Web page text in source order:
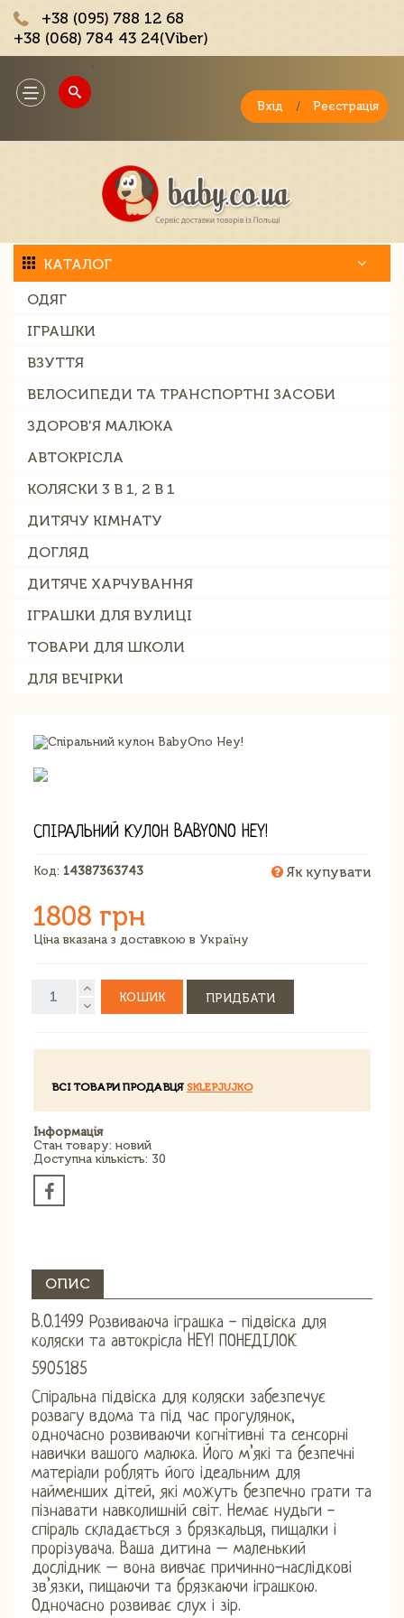
+38 (095) 788 12 68
+38 (068) 784 43 24(Viber)
Toggle
navigation
Вхід / Реєстрація
КАТАЛОГ
ОДЯГ
ІГРАШКИ
ВЗУТТЯ
ВЕЛОСИПЕДИ ТА ТРАНСПОРТНІ ЗАСОБИ
ЗДОРОВ'Я МАЛЮКА
АВТОКРІСЛА
КОЛЯСКИ 3 В 1, 2 В 1
ДИТЯЧУ КІМНАТУ
ДОГЛЯД
ДИТЯЧЕ ХАРЧУВАННЯ
ІГРАШКИ ДЛЯ ВУЛИЦІ
ТОВАРИ ДЛЯ ШКОЛИ
ДЛЯ ВЕЧІРКИ
СПІРАЛЬНИЙ КУЛОН BABYONO HEY!
Код: 14387363743 Як купувати
1808 грн
Ціна вказана з доставкою в Україну
КОШИК ПРИДБАТИ
ВСІ ТОВАРИ ПРОДАВЦЯ SKLEPJUJKO
Інформація
Стан товару: новий
Доступна кількість: 30
ОПИС
B.O.1499 Розвиваюча іграшка - підвіска для
коляски та автокрісла HEY! ПОНЕДІЛОК
5905185
Спіральна підвіска для коляски забезпечує
розвагу вдома та під час прогулянок,
одночасно розвиваючи когнітивні та сенсорні
навички вашого малюка. Його м’які та безпечні
матеріали роблять його ідеальним для
найменших дітей, які можуть безпечно грати та
пізнавати навколишній світ. Немає нудьги -
спіраль складається з брязкальця, пищалки і
прорізувача. Ваша дитина – маленький
дослідник – вона вивчає причинно-наслідкові
зв’язки, пищаючи та брязкаючи іграшкою.
Одночасно розвиває слух і зір.